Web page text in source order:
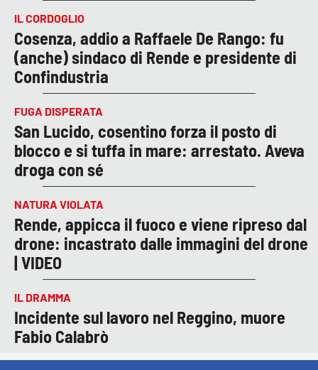
IL CORDOGLIO
Cosenza, addio a Raffaele De Rango: fu
(anche) sindaco di Rende e presidente di
Confindustria
FUGA DISPERATA
San Lucido, cosentino forza il posto di
blocco e si tuffa in mare: arrestato. Aveva
droga con sé
NATURA VIOLATA
Rende, appicca il fuoco e viene ripreso dal
drone: incastrato dalle immagini del drone
| VIDEO
IL DRAMMA
Incidente sul lavoro nel Reggino, muore
Fabio Calabrò